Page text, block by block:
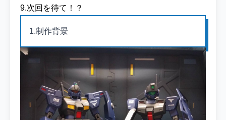
9.次回を待て！？
1.制作背景